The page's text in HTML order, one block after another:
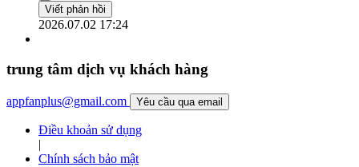
Viết phản hồi
2026.07.02 17:24
trung tâm dịch vụ khách hàng
appfanplus@gmail.com Yêu cầu qua email
Điều khoản sử dụng
|
Chính sách bảo mật